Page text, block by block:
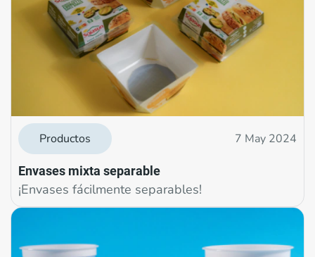
Productos 7 May 2024
Envases mixta separable
¡Envases fácilmente separables!